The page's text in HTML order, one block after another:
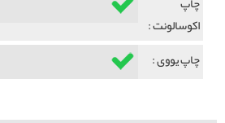
اکوسالونت :
چاپ یووی :